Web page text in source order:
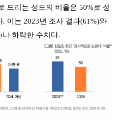
드리는 성도의 비율은 50%로 성
이는 2023년 조사 결과(61%)와
나 하락한 수치다.